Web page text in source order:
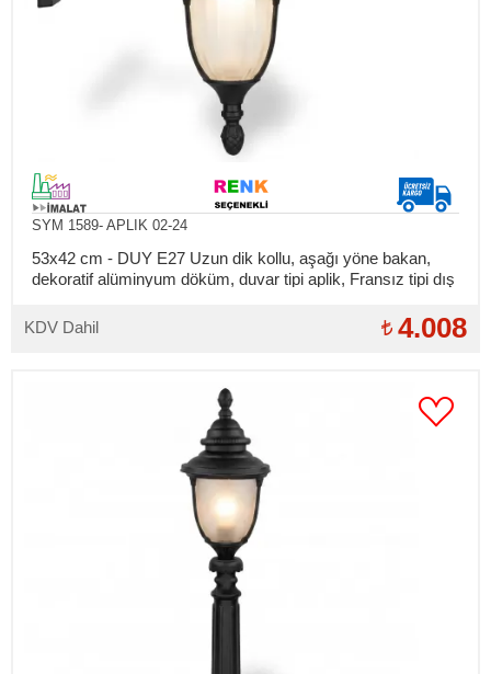
SYM 1589- APLIK 02-24
53x42 cm - DUY E27 Uzun dik kollu, aşağı yöne bakan,
dekoratif alüminyum döküm, duvar tipi aplik, Fransız tipi dış
KDV Dahil
4.008